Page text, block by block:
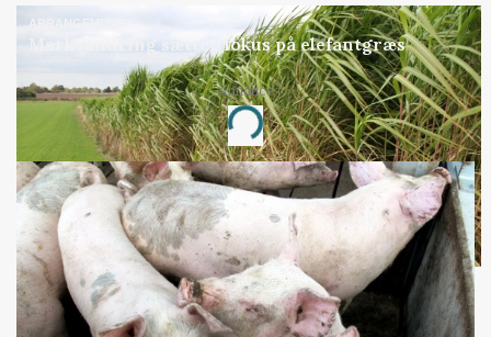
ARRANGEMENT
Markvandring sætter fokus på elefantgræs
Annonce
Loading...